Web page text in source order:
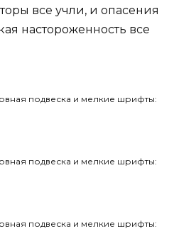
все учли, и опасения
настороженность все